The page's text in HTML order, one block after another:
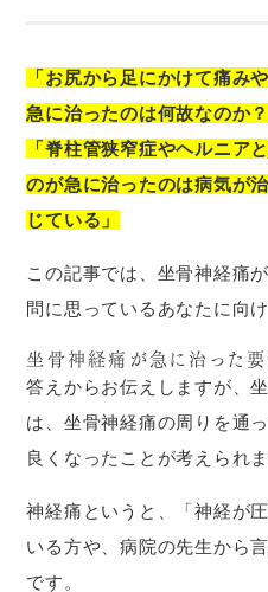
「お尻から足にかけて痛み
急に治ったのは何故なのか？
「脊柱管狭窄症やヘルニア
のが急に治ったのは病気が
じている」
この記事では、坐骨神経痛
問に思っているあなたに向
坐骨神経痛が急に治った
答えからお伝えしますが、
は、坐骨神経痛の周りを通
良くなったことが考えられま
神経痛というと、「神経が
いる方や、病院の先生から
です。